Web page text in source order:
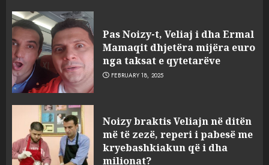
Pas Noizy-t, Veliaj i dha Ermal
Mamaqit dhjetëra mijëra euro
nga taksat e qytetarëve
FEBRUARY 18, 2025
Noizy braktis Veliajn në ditën
më të zezë, reperi i pabesë me
kryebashkiakun që i dha
milionat?
sulmuan “One Albania”,
ngjarja u fsheh. A u vodhën
serverat?